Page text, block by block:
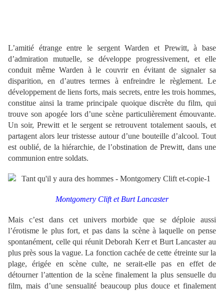
L’amitié étrange entre le sergent Warden et Prewitt, à base
d’admiration mutuelle, se développe progressivement, et elle
conduit même Warden à le couvrir en évitant de signaler sa
disparition, en d’autres termes à enfreindre le règlement. Le
développement de liens forts, mais secrets, entre les trois hommes,
constitue ainsi la trame principale quoique discrète du film, qui
trouve son apogée lors d’une scène particulièrement émouvante.
Un soir, Prewitt et le sergent se retrouvent totalement saouls, et
partagent alors leur tristesse autour d’une bouteille d’alcool. Tout
est oublié, de la hiérarchie, de l’obstination de Prewitt, dans une
communion entre soldats.
Montgomery Clift et Burt Lancaster
Mais c’est dans cet univers morbide que se déploie aussi
l’érotisme le plus fort, et pas dans la scène à laquelle on pense
spontanément, celle qui réunit Deborah Kerr et Burt Lancaster au
plus près sous la vague. La fonction cachée de cette étreinte sur la
plage, érigée en scène culte, ne serait-elle pas en effet de
détourner l’attention de la scène finalement la plus sensuelle du
film, mais d’une sensualité beaucoup plus douce et finalement